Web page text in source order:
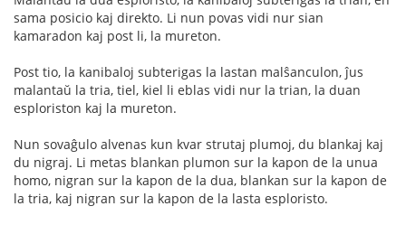
sama posicio kaj direkto. Li nun povas vidi nur sian
kamaradon kaj post li, la mureton.
Post tio, la kanibaloj subterigas la lastan malŝanculon, ĵus
malantaŭ la tria, tiel, kiel li eblas vidi nur la trian, la duan
esploriston kaj la mureton.
Nun sovaĝulo alvenas kun kvar strutaj plumoj, du blankaj kaj
du nigraj. Li metas blankan plumon sur la kapon de la unua
homo, nigran sur la kapon de la dua, blankan sur la kapon de
la tria, kaj nigran sur la kapon de la lasta esploristo.